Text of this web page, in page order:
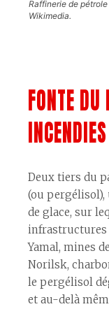
Raffinerie de
Wikimedia.
FONTE
Deux tiers du
(ou pergélisol),
de glace, sur
infrastructures
Yamal, mines
Norilsk,
le pergélisol
et au-delà